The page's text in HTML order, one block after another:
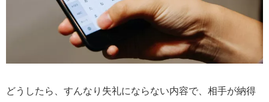
どうしたら、すんなり失礼にならない内容で、相手が納得